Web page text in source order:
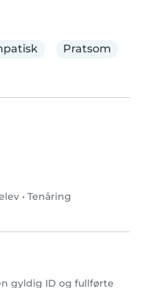
Pratsom
• Tenåring
gyldig ID og fullførte